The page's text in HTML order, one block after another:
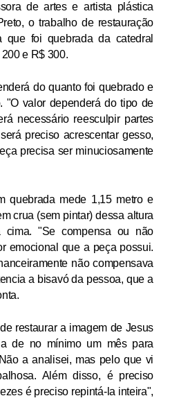
de artes e artista plástica
o trabalho de restauração
foi quebrada da catedral
e R$ 300.
do quanto foi quebrado e
"O valor dependerá do tipo de
necessário reesculpir partes
preciso acrescentar gesso,
precisa ser minuciosamente
quebrada mede 1,15 metro e
crua (sem pintar) dessa altura
"Se compensa ou não
emocional que a peça possui.
não compensava
a bisavó da pessoa, que a
restaurar a imagem de Jesus
de no mínimo um mês para
a analisei, mas pelo que vi
Além disso, é preciso
é preciso repintá-la inteira",